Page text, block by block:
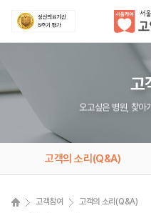
고
오고싶은 병원, 찾아
고객의 소리(Q&A)
고객참여 고객의 소리(Q&A)